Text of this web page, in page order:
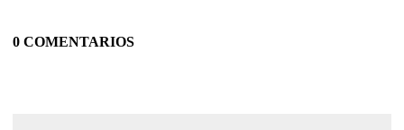
0 COMENTARIOS